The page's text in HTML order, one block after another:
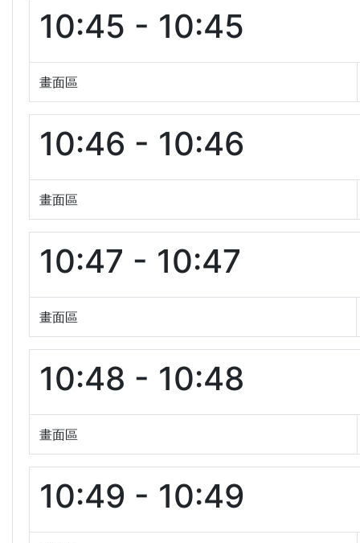
10:45 - 10:45
畫面區
10:46 - 10:46
畫面區
10:47 - 10:47
畫面區
10:48 - 10:48
畫面區
10:49 - 10:49